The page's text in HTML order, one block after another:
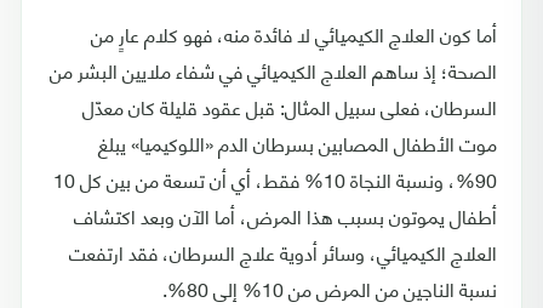
أما كون العلاج الكيميائي لا فائدة منه، فهو كلام عارٍ من
الصحة؛ إذ ساهم العلاج الكيميائي في شفاء ملايين البشر من
السرطان، فعلى سبيل المثال: قبل عقود قليلة كان معدّل
موت الأطفال المصابين بسرطان الدم «اللوكيميا» يبلغ
90%، ونسبة النجاة 10% فقط، أي أن تسعة من بين كل 10
أطفال يموتون بسبب هذا المرض، أما الآن وبعد اكتشاف
العلاج الكيميائي، وسائر أدوية علاج السرطان، فقد ارتفعت
نسبة الناجين من المرض من 10% إلى 80%.